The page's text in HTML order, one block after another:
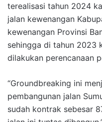
terealisasi tahun 2024
jalan kewenangan
kewenangan Provinsi
sehingga di tahun 2023
dilakukan perencanaan
“Groundbreaking ini
pembangunan jalan
sudah kontrak sebesar